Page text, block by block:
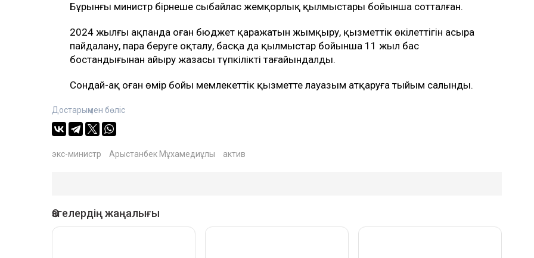
Бұрынғы министр бірнеше сыбайлас жемқорлық қылмыстары бойынша сотталған.
2024 жылғы ақпанда оған бюджет қаражатын жымқыру, қызметтік өкілеттігін асыра
пайдалану, пара беруге оқталу, басқа да қылмыстар бойынша 11 жыл бас
бостандығынан айыру жазасы түпкілікті тағайындалды.
Сондай-ақ оған өмір бойы мемлекеттік қызметте лауазым атқаруға тыйым салынды.
Достарыңмен бөліс
экс-министр Арыстанбек Мұхамедиұлы актив